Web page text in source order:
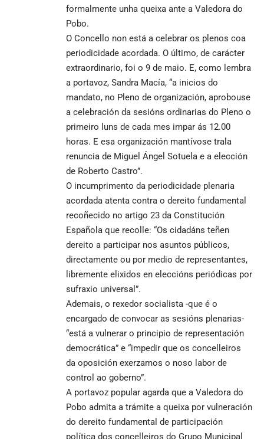
formalmente unha queixa ante a Valedora do
Pobo.
O Concello non está a celebrar os plenos coa
periodicidade acordada. O último, de carácter
extraordinario, foi o 9 de maio. E, como lembra
a portavoz, Sandra Macía, “a inicios do
mandato, no Pleno de organización, aprobouse
a celebración da sesións ordinarias do Pleno o
primeiro luns de cada mes impar ás 12.00
horas. E esa organización mantívose trala
renuncia de Miguel Ángel Sotuela e a elección
de Roberto Castro”.
O incumprimento da periodicidade plenaria
acordada atenta contra o dereito fundamental
recoñecido no artigo 23 da Constitución
Española que recolle: “Os cidadáns teñen
dereito a participar nos asuntos públicos,
directamente ou por medio de representantes,
libremente elixidos en eleccións periódicas por
sufraxio universal”.
Ademais, o rexedor socialista -que é o
encargado de convocar as sesións plenarias-
“está a vulnerar o principio de representación
democrática” e “impedir que os concelleiros
da oposición exerzamos o noso labor de
control ao goberno”.
A portavoz popular agarda que a Valedora do
Pobo admita a trámite a queixa por vulneración
do dereito fundamental de participación
política dos concelleiros do Grupo Municipal